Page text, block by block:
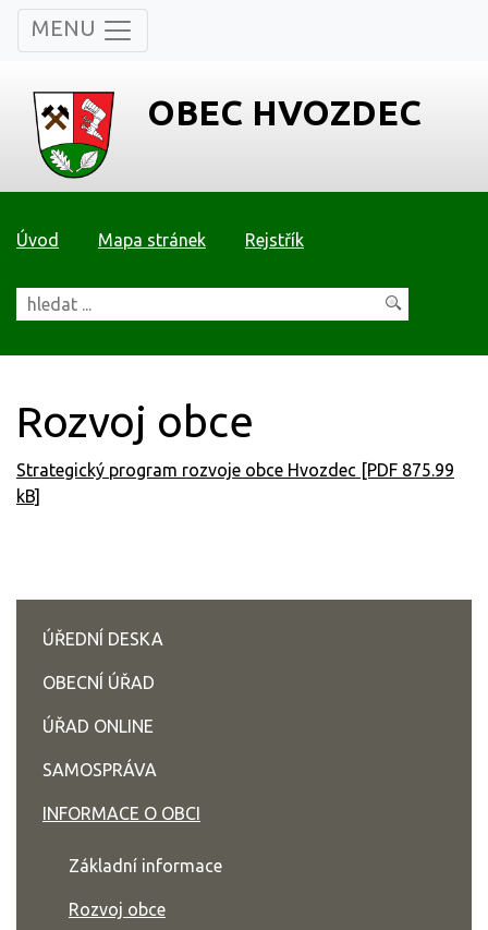
MENU
OBEC HVOZDEC
Úvod Mapa stránek Rejstřík
Rozvoj obce
Strategický program rozvoje obce Hvozdec [PDF 875.99
kB]
ÚŘEDNÍ DESKA
OBECNÍ ÚŘAD
ÚŘAD ONLINE
SAMOSPRÁVA
INFORMACE O OBCI
Základní informace
Rozvoj obce